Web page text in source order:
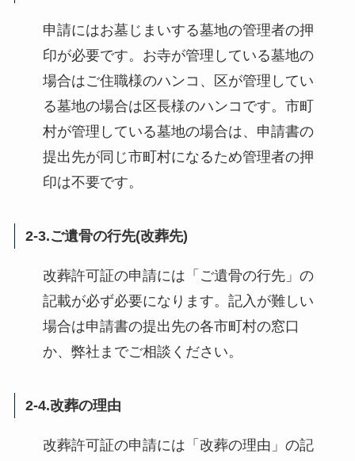
申請にはお墓じまいする墓地の管理者の押
印が必要です。お寺が管理している墓地の
場合はご住職様のハンコ、区が管理してい
る墓地の場合は区長様のハンコです。市町
村が管理している墓地の場合は、申請書の
提出先が同じ市町村になるため管理者の押
印は不要です。
2-3.ご遺骨の行先(改葬先)
改葬許可証の申請には「ご遺骨の行先」の
記載が必ず必要になります。記入が難しい
場合は申請書の提出先の各市町村の窓口
か、弊社までご相談ください。
2-4.改葬の理由
改葬許可証の申請には「改葬の理由」の記